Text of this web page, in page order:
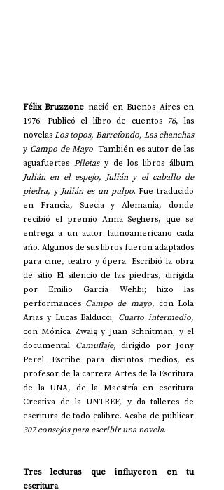
Félix Bruzzone nació en Buenos Aires en
1976. Publicó el libro de cuentos 76, las
novelas Los topos, Barrefondo, Las chanchas
y Campo de Mayo. También es autor de las
aguafuertes Piletas
Julián en el espejo, Julián y el caballo de
piedra, y Julián es un pulpo. Fue traducido
en Francia, Suecia y Alemania, donde
recibió el premio Anna Seghers, que se
entrega a un autor latinoamericano cada
año. Algunos de sus libros fueron adaptados
para cine, teatro y ópera. Escribió la obra
de sitio El silencio de las piedras, dirigida
por Emilio García Wehbi; hizo las
performances Campo de mayo, con Lola
Arias y Lucas Balducci; Cuarto intermedio,
con Mónica Zwaig y Juan Schnitman; y el
documental Camuflaje, dirigido por Jony
Perel. Escribe para distintos medios, es
profesor de la carrera Artes de la Escritura
de la UNA, de la Maestría en escritura
Creativa de la UNTREF, y da talleres de
307 consejos para escribir una novela.
Tres lecturas que influyeron en tu
escritura